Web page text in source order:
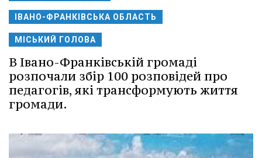
ІВАНО-ФРАНКІВСЬКА ОБЛАСТЬ
МІСЬКИЙ ГОЛОВА
В Івано-Франківській громаді
розпочали збір 100 розповідей про
педагогів, які трансформують життя
громади.